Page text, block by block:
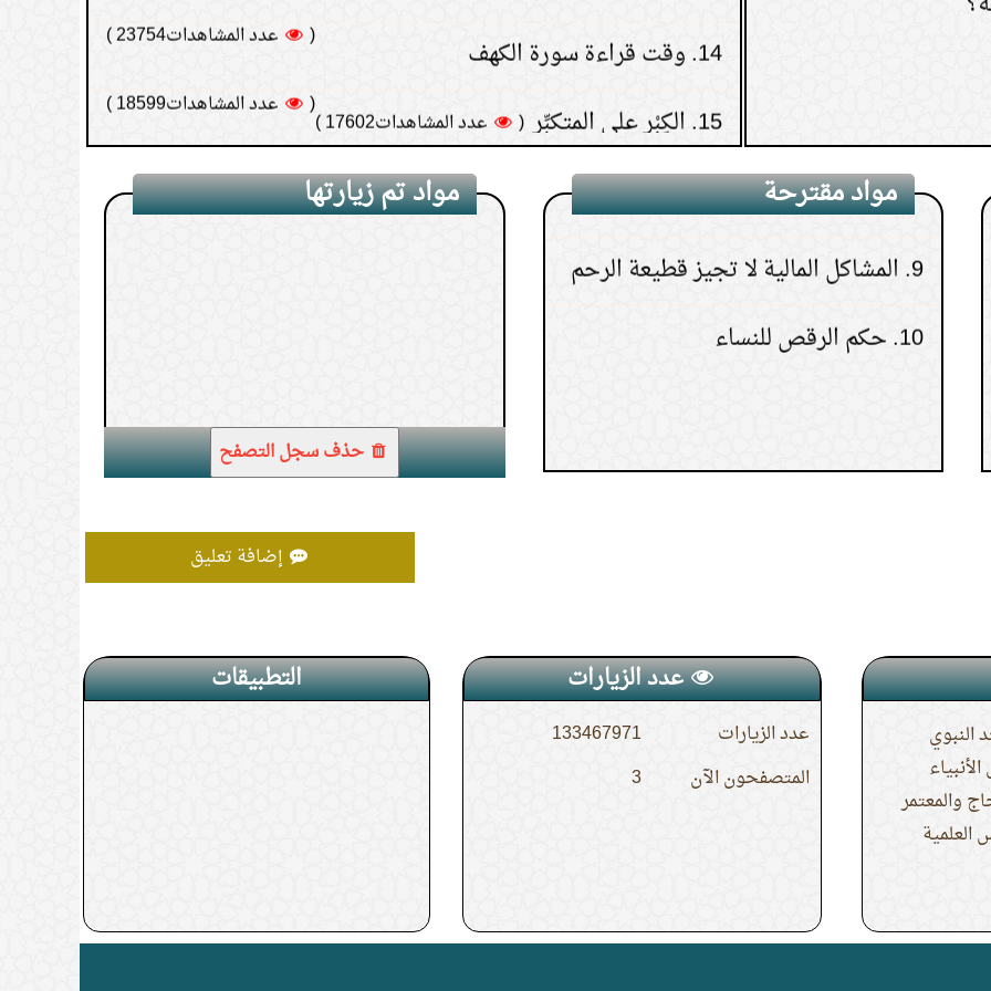
( عدد المشاهدات18599 ) 15. الكِبْر على المتكبِّر ( عدد المشاهدات17602 )
مواد مقترحة
حكم الزفة في حفلات الأعراس
8. كيف أبر والدتي بعد موتها؟
9. المشاكل المالية لا تجيز قطيعة الرحم
10. حكم الرقص للنساء
مواد تم زيارتها
حذف سجل التصفح
إضافة تعليق
النبوي
والمعتمر
العلمية
عدد الزيارات
عدد الزيارات
133467971
المتصفحون الآن
3
التطبيقات